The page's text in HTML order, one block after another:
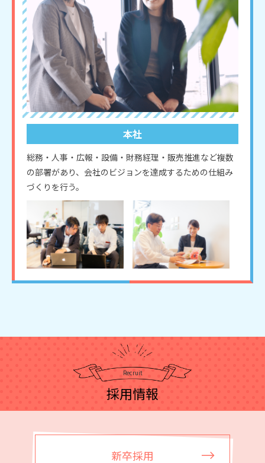
本社
総務・人事・広報・設備・財務経理・販売推進など複数
の部署があり、会社のビジョンを達成するための仕組み
づくりを行う。
Recruit
採用情報
新卒採用